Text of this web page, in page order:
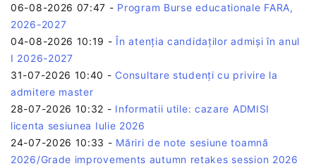
06-08-2026 07:47 - Program Burse educationale FARA,
2026-2027
04-08-2026 10:19 -În atenția candidaților admiși în anul
I 2026-2027
31-07-2026 10:40 - Consultare studenți cu privire la
admitere master
28-07-2026 10:32 - Informatii utile: cazare ADMISI
licenta sesiunea Iulie 2026
24-07-2026 10:33 - Măriri de note sesiune toamnă
2026/Grade improvements autumn retakes session 2026